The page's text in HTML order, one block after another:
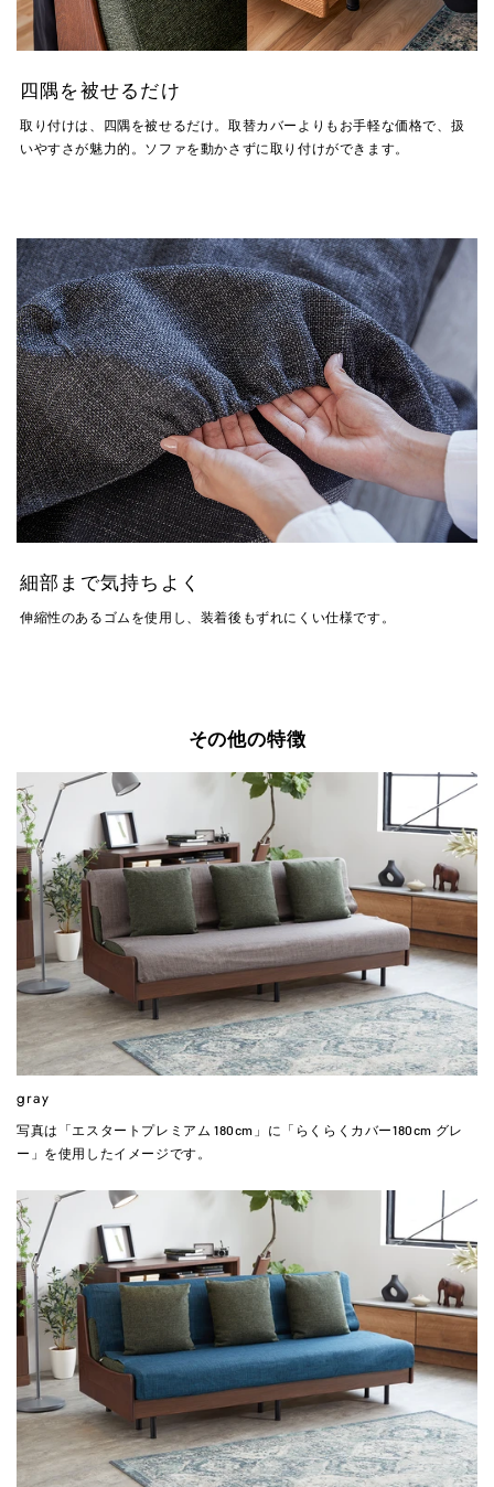
四隅を被せるだけ
取り付けは、四隅を被せるだけ。取替カバーよりもお手軽な価格で、扱
いやすさが魅力的。ソファを動かさずに取り付けができます。
細部まで気持ちよく
伸縮性のあるゴムを使用し、装着後もずれにくい仕様です。
その他の特徴
gray
写真は「エスタートプレミアム 180cm」に「らくらくカバー180cm グレ
ー」を使用したイメージです。